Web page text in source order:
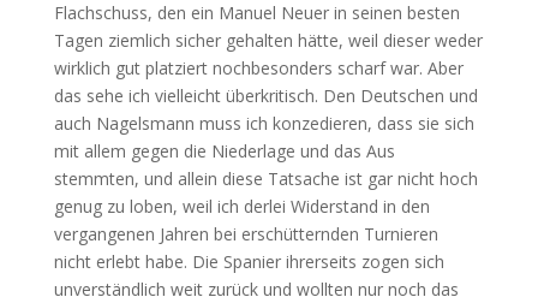
Flachschuss, den ein Manuel Neuer in seinen besten
Tagen ziemlich sicher gehalten hätte, weil dieser weder
wirklich gut platziert nochbesonders scharf war. Aber
das sehe ich vielleicht überkritisch. Den Deutschen und
auch Nagelsmann muss ich konzedieren, dass sie sich
mit allem gegen die Niederlage und das Aus
stemmten, und allein diese Tatsache ist gar nicht hoch
genug zu loben, weil ich derlei Widerstand in den
vergangenen Jahren bei erschütternden Turnieren
nicht erlebt habe. Die Spanier ihrerseits zogen sich
unverständlich weit zurück und wollten nur noch das